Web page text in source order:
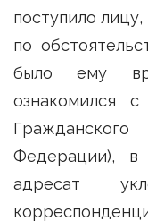
поступило
по
было ему
ознакомился
Федерации), в
адресат